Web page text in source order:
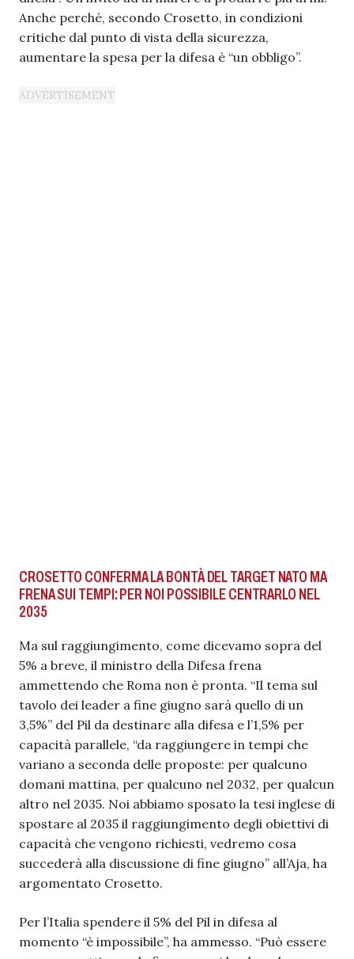
Anche perché, secondo Crosetto, in condizioni
critiche dal punto di vista della sicurezza,
aumentare la spesa per la difesa è “un obbligo”.
CROSETTO CONFERMA LA BONTÀ DEL TARGET NATO MA
FRENA SUI TEMPI: PER NOI POSSIBILE CENTRARLO NEL
2035
Ma sul raggiungimento, come dicevamo sopra del
5% a breve, il ministro della Difesa frena
ammettendo che Roma non è pronta. “Il tema sul
tavolo dei leader a fine giugno sarà quello di un
3,5%” del Pil da destinare alla difesa e l’1,5% per
capacità parallele, “da raggiungere in tempi che
variano a seconda delle proposte: per qualcuno
domani mattina, per qualcuno nel 2032, per qualcun
altro nel 2035. Noi abbiamo sposato la tesi inglese di
spostare al 2035 il raggiungimento degli obiettivi di
capacità che vengono richiesti, vedremo cosa
succederà alla discussione di fine giugno” all’Aja, ha
argomentato Crosetto.
Per l’Italia spendere il 5% del Pil in difesa al
momento “è impossibile”, ha ammesso. “Può essere